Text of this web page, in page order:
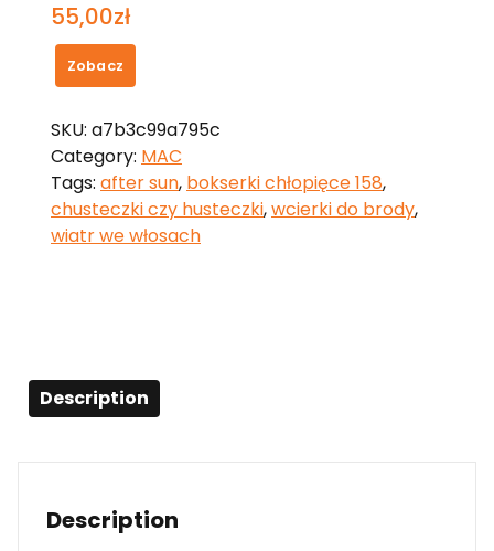
55,00zł
Zobacz
SKU: a7b3c99a795c
Category: MAC
Tags: after sun, bokserki chłopięce 158,
chusteczki czy husteczki,wcierki do brody,
wiatr we włosach
Description
Description